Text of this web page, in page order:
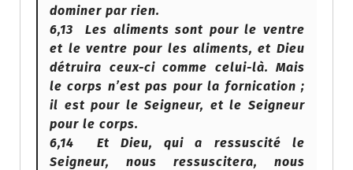
dominer par rien.
6,13 Les aliments sont pour le ventre
et le ventre pour les aliments, et Dieu
détruira ceux-ci comme celui-là. Mais
le corps n’est pas pour la fornication ;
il est pour le Seigneur, et le Seigneur
pour le corps.
6,14 Et Dieu, qui a ressuscité le
Seigneur, nous ressuscitera, nous